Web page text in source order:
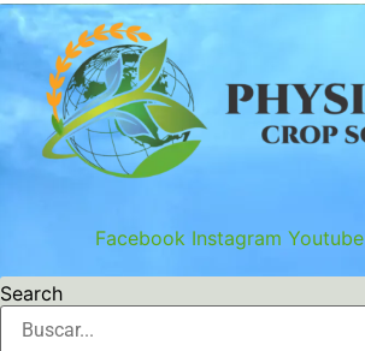
Ir
para
conteúdo
Facebook Instagram Youtube
Search